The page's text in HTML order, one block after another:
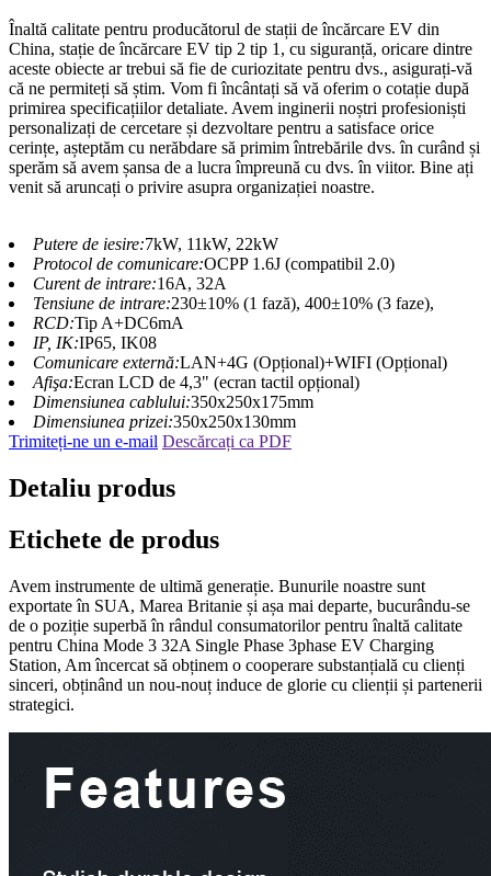
Înaltă calitate pentru producătorul de stații de încărcare EV din
China, stație de încărcare EV tip 2 tip 1, cu siguranță, oricare dintre
aceste obiecte ar trebui să fie de curiozitate pentru dvs., asigurați-vă
că ne permiteți să știm. Vom fi încântați să vă oferim o cotație după
primirea specificațiilor detaliate. Avem inginerii noștri profesioniști
personalizați de cercetare și dezvoltare pentru a satisface orice
cerințe, așteptăm cu nerăbdare să primim întrebările dvs. în curând și
sperăm să avem șansa de a lucra împreună cu dvs. în viitor. Bine ați
venit să aruncați o privire asupra organizației noastre.
Putere de iesire:7kW, 11kW, 22kW
Protocol de comunicare:OCPP 1.6J (compatibil 2.0)
Curent de intrare:16A, 32A
Tensiune de intrare:230±10% (1 fază), 400±10% (3 faze),
RCD:Tip A+DC6mA
IP, IK:IP65, IK08
Comunicare externă:LAN+4G (Opțional)+WIFI (Opțional)
Afişa:Ecran LCD de 4,3" (ecran tactil opțional)
Dimensiunea cablului:350x250x175mm
Dimensiunea prizei:350x250x130mm
Trimiteți-ne un e-mail Descărcați ca PDF
Detaliu produs
Etichete de produs
Avem instrumente de ultimă generație. Bunurile noastre sunt
exportate în SUA, Marea Britanie și așa mai departe, bucurându-se
de o poziție superbă în rândul consumatorilor pentru înaltă calitate
pentru China Mode 3 32A Single Phase 3phase EV Charging
Station, Am încercat să obținem o cooperare substanțială cu clienți
sinceri, obținând un nou-nouț induce de glorie cu clienții și partenerii
strategici.